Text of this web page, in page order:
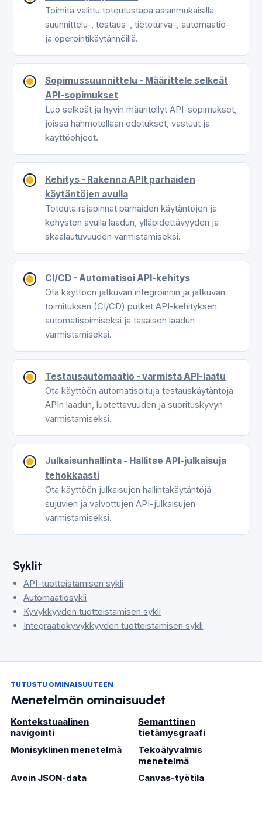
Toimita valittu toteutustapa asianmukaisilla
suunnittelu-, testaus-, tietoturva-, automaatio-
ja operointikäytännöillä.
Sopimussuunnittelu - Määrittele selkeät
API-sopimukset
Luo selkeät ja hyvin määritellyt API-sopimukset,
joissa hahmotellaan odotukset, vastuut ja
käyttöohjeet.
Kehitys - Rakenna APIt parhaiden
käytäntöjen avulla
Toteuta rajapinnat parhaiden käytäntöjen ja
kehysten avulla laadun, ylläpidettävyyden ja
skaalautuvuuden varmistamiseksi.
CI/CD - Automatisoi API-kehitys
Ota käyttöön jatkuvan integroinnin ja jatkuvan
toimituksen (CI/CD) putket API-kehityksen
automatisoimiseksi ja tasaisen laadun
varmistamiseksi.
Testausautomaatio - varmista API-laatu
Ota käyttöön automatisoituja testauskäytäntöjä
APIn laadun, luotettavuuden ja suorituskyvyn
varmistamiseksi.
Julkaisunhallinta - Hallitse API-julkaisuja
tehokkaasti
Ota käyttöön julkaisujen hallintakäytäntöjä
sujuvien ja valvottujen API-julkaisujen
varmistamiseksi.
Syklit
API-tuotteistamisen sykli
Automaatiosykli
Kyvykkyyden tuotteistamisen sykli
Integraatiokyvykkyyden tuotteistamisen sykli
TUTUSTU OMINAISUUTEEN
Menetelmän ominaisuudet
Kontekstuaalinen
navigointi
Semanttinen
tietämysgraafi
Monisyklinen menetelmä
Tekoälyvalmis
menetelmä
Avoin JSON-data
Canvas-työtila